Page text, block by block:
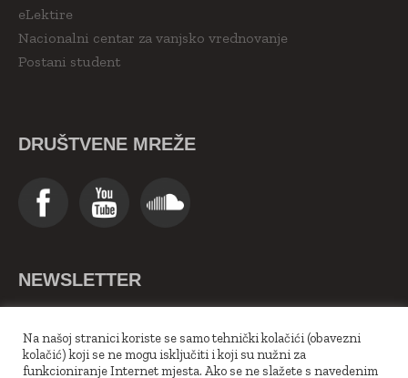
eLektire
Nacionalni centar za vanjsko vrednovanje
Postani student
DRUŠTVENE MREŽE
NEWSLETTER
Na našoj stranici koriste se samo tehnički kolačići (obavezni
kolačić) koji se ne mogu isključiti i koji su nužni za
funkcioniranje Internet mjesta. Ako se ne slažete s navedenim